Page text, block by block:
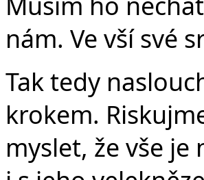
nám. Ve vší své
Tak tedy
krokem.
myslet, že vše